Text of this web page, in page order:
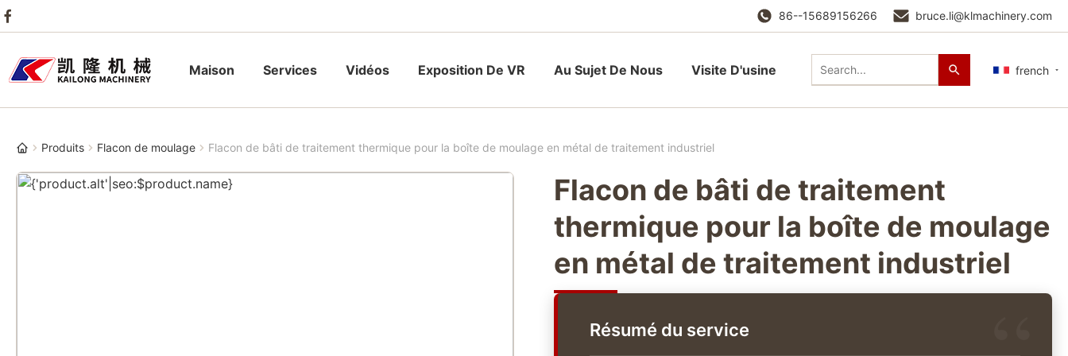
86--15689156266 bruce.li@klmachinery.com
Maison Services Vidéos Exposition De VR Au Sujet De Nous Visite D'usine french
Produits Flacon de moulage Flacon de bâti de traitement thermique pour la boîte de moulage en métal de traitement industriel
Flacon de bâti de traitement
thermique pour la boîte de moulage
en métal de traitement industriel
Résumé du service